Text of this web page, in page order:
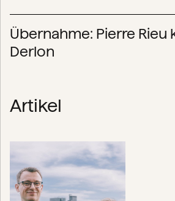
Übernahme: Pierre Rieu
Derlon
Artikel